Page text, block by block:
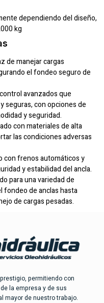
dependiendo del diseño,
kg
de manejar cargas
el fondeo seguro de
avanzados que
seguras, con opciones de
y seguridad.
con materiales de alta
las condiciones adversas
con frenos automáticos y
y estabilidad del ancla.
para una variedad de
fondeo de anclas hasta
de cargas pesadas.
permitiendo con
la empresa y de sus
mayor de nuestro trabajo.